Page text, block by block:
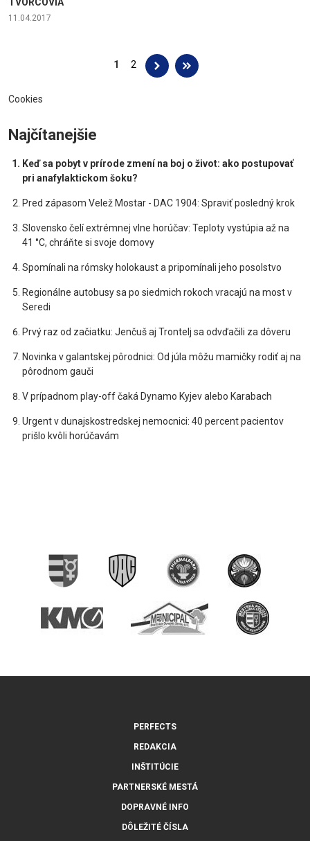
11.04.2017
1 2
Cookies
Najčítanejšie
Keď sa pobyt v prírode zmení na boj o život: ako postupovať
pri anafylaktickom šoku?
Pred zápasom Velež Mostar - DAC 1904: Spraviť posledný krok
Slovensko čelí extrémnej vlne horúčav: Teploty vystúpia až na
41 °C, chráňte si svoje domovy
Spomínali na rómsky holokaust a pripomínali jeho posolstvo
Regionálne autobusy sa po siedmich rokoch vracajú na most v
Seredi
Prvý raz od začiatku: Jenčuš aj Trontelj sa odvďačili za dôveru
Novinka v galantskej pôrodnici: Od júla môžu mamičky rodiť aj na
pôrodnom gauči
V prípadnom play-off čaká Dynamo Kyjev alebo Karabach
Urgent v dunajskostredskej nemocnici: 40 percent pacientov
prišlo kvôli horúčavám
PERFECTS
REDAKCIA
INŠTITÚCIE
PARTNERSKÉ MESTÁ
DOPRAVNÉ INFO
DÔLEŽITÉ ČÍSLA